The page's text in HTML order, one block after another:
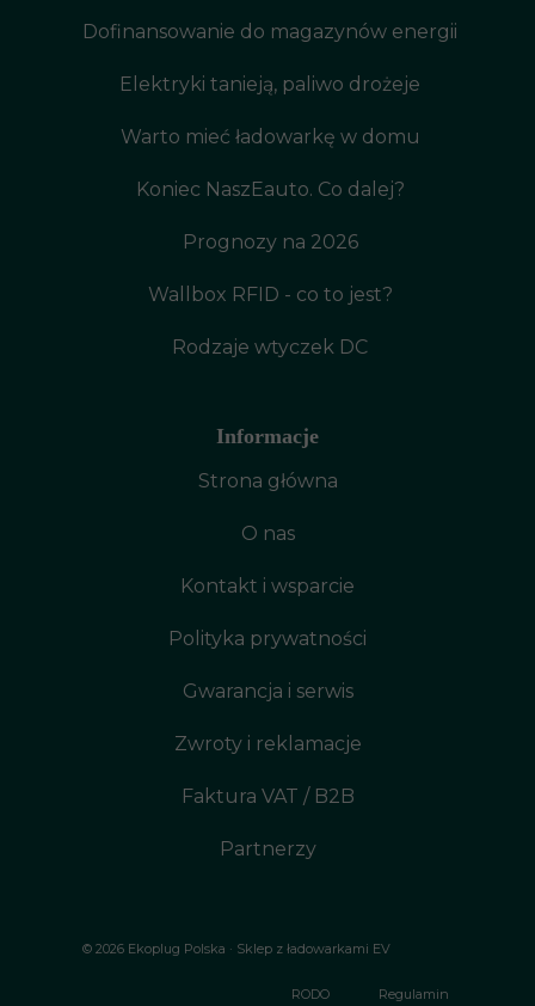
RODO Regulamin
© 2026 Ekoplug Polska · Sklep z ładowarkami EV
Dofinansowanie do magazynów energii
Elektryki tanieją, paliwo drożeje
Warto mieć ładowarkę w domu
Koniec NaszEauto. Co dalej?
Prognozy na 2026
Wallbox RFID - co to jest?
Rodzaje wtyczek DC
Informacje
Strona główna
O nas
Kontakt i wsparcie
Polityka prywatności
Gwarancja i serwis
Zwroty i reklamacje
Faktura VAT / B2B
Partnerzy